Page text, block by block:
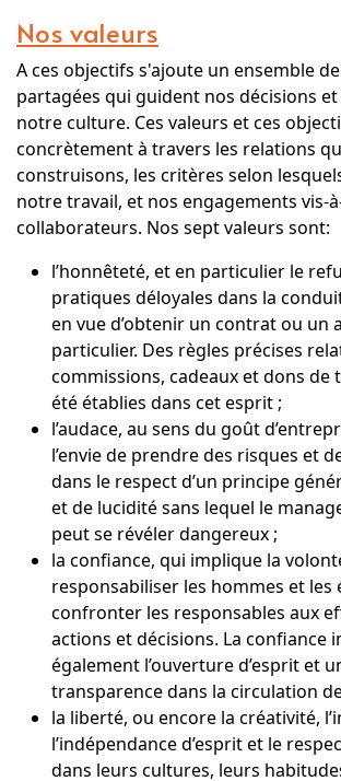
Nos valeurs
A ces objectifs s'ajoute un ensemble
partagées qui guident nos décisions
notre culture. Ces valeurs et ces
concrètement à travers les relations
construisons, les critères selon
notre travail, et nos engagements vis-
collaborateurs. Nos sept valeurs sont:
l’honnêteté, et en particulier le
pratiques déloyales dans la
en vue d’obtenir un contrat ou un
particulier. Des règles précises
commissions, cadeaux et dons
été établies dans cet esprit ;
l’audace, au sens du goût
l’envie de prendre des risques et
dans le respect d’un principe
et de lucidité sans lequel le
peut se révéler dangereux ;
la confiance, qui implique la
responsabiliser les hommes et les
confronter les responsables aux
actions et décisions. La confiance
également l’ouverture d’esprit et
transparence dans la circulation
la liberté, ou encore la créativité,
l’indépendance d’esprit et le
dans leurs cultures, leurs